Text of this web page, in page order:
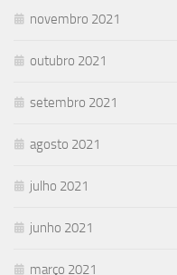
novembro 2021
outubro 2021
setembro 2021
agosto 2021
julho 2021
junho 2021
março 2021